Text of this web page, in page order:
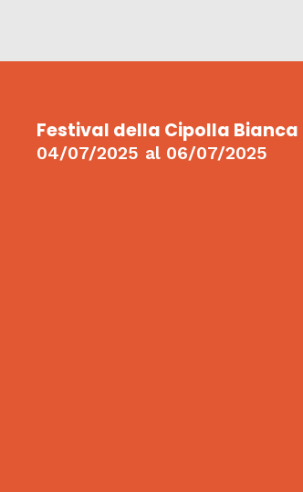
Festival della Cipolla
04/07/2025 al 06/07/2025